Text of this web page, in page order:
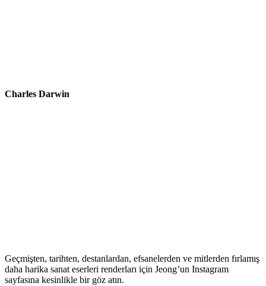
Charles Darwin
Geçmişten, tarihten, destanlardan, efsanelerden ve mitlerden fırlamış
daha harika sanat eserleri renderları için Jeong’un Instagram
sayfasına kesinlikle bir göz atın.